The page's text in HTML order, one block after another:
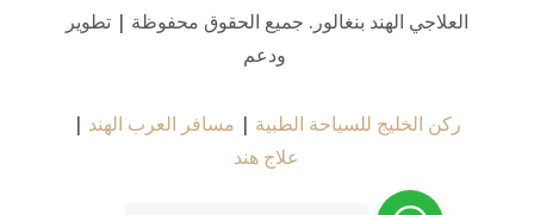
العلاجي الهند بنغالور. جميع الحقوق محفوظة | تطوير
ركن الخليج للسياحة الطبية | مسافر العرب الهند |
علاج هند